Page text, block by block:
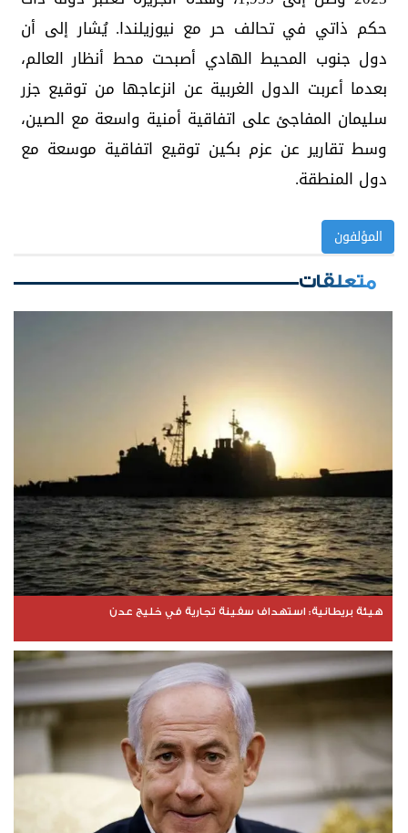
حكم ذاتي في تحالف حر مع نيوزيلندا. يُشار إلى أن
دول جنوب المحيط الهادي أصبحت محط أنظار العالم،
بعدما أعربت الدول الغربية عن انزعاجها من توقيع جزر
سليمان المفاجئ على اتفاقية أمنية واسعة مع الصين،
وسط تقارير عن عزم بكين توقيع اتفاقية موسعة مع
دول المنطقة.
المؤلفون
متعلقات
هيئة بريطانية: استهداف سفينة تجارية في خليج عدن